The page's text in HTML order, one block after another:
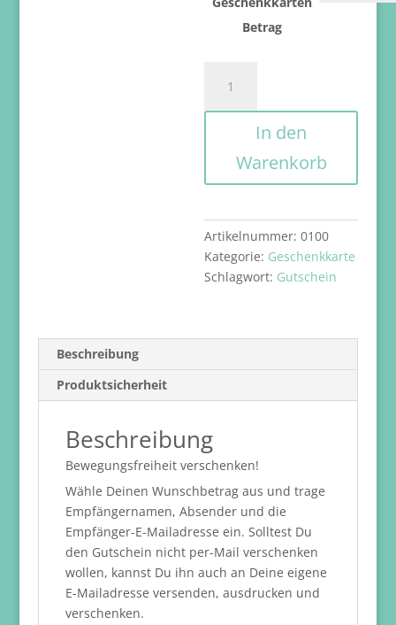
Betrag
Menge
In den
Warenkorb
Artikelnummer:0100
Kategorie: Geschenkkarte
Schlagwort: Gutschein
Beschreibung
Produktsicherheit
Beschreibung
Bewegungsfreiheit verschenken!
Wähle Deinen Wunschbetrag aus und trage
Empfängernamen, Absender und die
Empfänger-E-Mailadresse ein. Solltest Du
den Gutschein nicht per-Mail verschenken
wollen, kannst Du ihn auch an Deine eigene
E-Mailadresse versenden, ausdrucken und
verschenken.